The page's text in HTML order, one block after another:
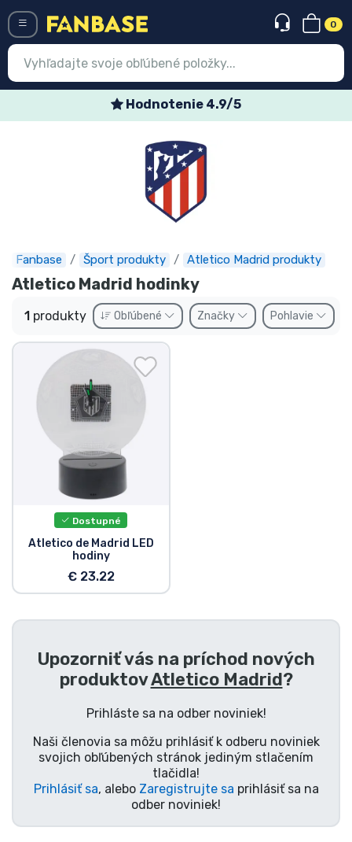
0
Hodnotenie 4.9/5
Fanbase Šport produkty Atletico Madrid produkty
Atletico Madrid hodinky
1 produkty Obľúbené Značky Pohlavie
Dostupné
Atletico de Madrid LED
hodiny
€ 23.22
Upozorniť vás na príchod nových
produktovAtletico Madrid?
Prihláste sa na odber noviniek!
Naši členovia sa môžu prihlásiť k odberu noviniek
svojich obľúbených stránok jediným stlačením
tlačidla!
Prihlásiť sa, alebo Zaregistrujte sa prihlásiť sa na
odber noviniek!
Expresná preprava
Predobjednávky
Outlet produkty
Preprava a platba
Zoradiť podľa série
Zoradiť podľa filmov
Zoradiť podľa karikatúry
Zoradiť podľa Anime
Zoradiť podľa hier
Zoradiť podľa hudby
Značky